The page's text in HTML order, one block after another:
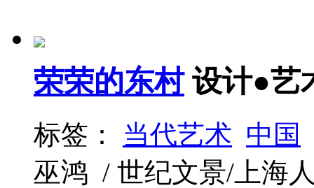
荣荣的东村 设计●艺
标签： 当代艺术 中国
巫鸿 / 世纪文景/上海